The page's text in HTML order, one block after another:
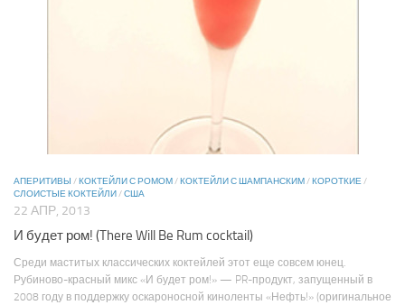
АПЕРИТИВЫ /КОКТЕЙЛИ С РОМОМ/КОКТЕЙЛИ С ШАМПАНСКИМ/КОРОТКИЕ/
СЛОИСТЫЕ КОКТЕЙЛИ/США
22 АПР, 2013
И будет ром! (There Will Be Rum cocktail)
Среди маститых классических коктейлей этот еще совсем юнец.
Рубиново-красный микс «И будет ром!» — PR-продукт, запущенный в
2008 году в поддержку оскароносной киноленты «Нефть!» (оригинальное